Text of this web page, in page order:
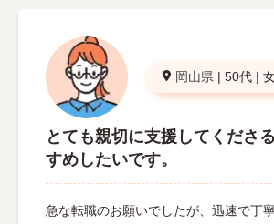
岡山県 | 50代 |
とても親切に支援してくださ
すめしたいです。
急な転職のお願いでしたが、迅速で丁